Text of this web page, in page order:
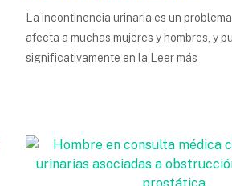
La incontinencia urinaria es un
afecta a muchas mujeres y hombres, y
significativamente en la Leer más